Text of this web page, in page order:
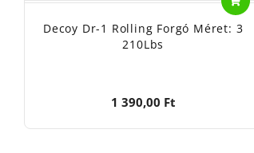
Decoy Dr-1 Rolling Forgó Méret: 3
210Lbs
1 390,00 Ft